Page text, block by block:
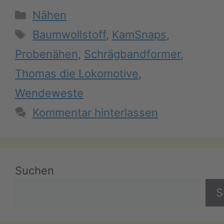
Kategorien
Nähen
Schlagwörter
Baumwollstoff, KamSnaps,
Probenähen, Schrägbandformer,
Thomas die Lokomotive,
Wendeweste
Kommentar hinterlassen
Suchen